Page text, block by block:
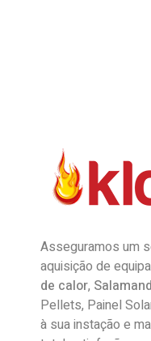
Asseguramos um
aquisição de
de calor,
Pellets, Painel
à sua instação e